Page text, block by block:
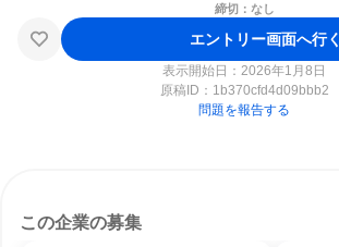
締切：なし
エントリー画面へ行く
表示開始日：2026年1月8日
原稿ID： 1b370cfd4d09bbb2
問題を報告する
この企業の募集